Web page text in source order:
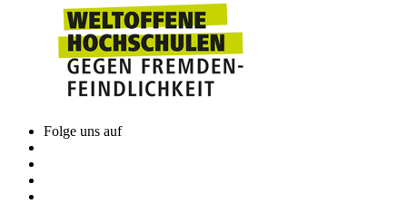
Folge uns auf